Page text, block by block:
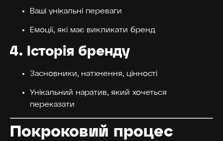
Ваші унікальні переваги
Емоції, які має викликати бренд
4. Історія бренду
Засновники, натхнення, цінності
Унікальний наратив, який хочеться
переказати
Покроковий процес